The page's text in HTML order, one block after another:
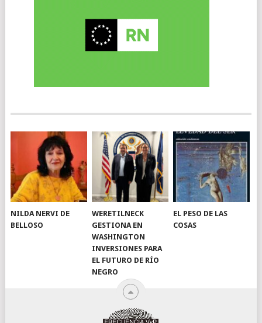
NILDA NERVI DE
BELLOSO
WERETILNECK
GESTIONA EN
WASHINGTON
INVERSIONES PARA
EL FUTURO DE RÍO
NEGRO
EL PESO DE LAS
COSAS